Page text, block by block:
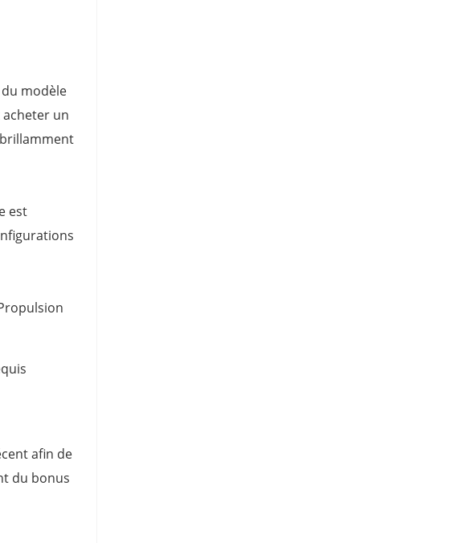
modèle
acheter un
est
afin de
du bonus